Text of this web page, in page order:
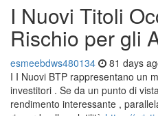
I Nuovi Titoli
Rischio per gli
esmeebdws480134 81 days
I I Nuovi BTP rappresentano un
investitori . Se da un punto di
rendimento interessante ,